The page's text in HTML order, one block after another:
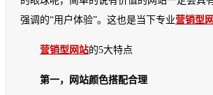
强调的“用户体验”。这也是当下专业营销型
营销型网站的5大特点
第一，网站颜色搭配合理